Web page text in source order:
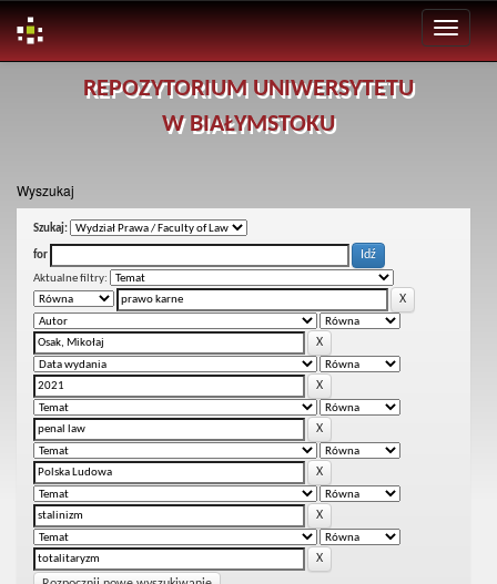
REPOZYTORIUM UNIWERSYTETU
W BIAŁYMSTOKU
Wyszukaj
Szukaj:
for
Aktualne filtry: